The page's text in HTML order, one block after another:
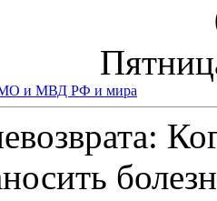
и МВД РФ и мира